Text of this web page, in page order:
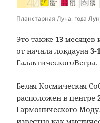
Планетарная Луна, года
Это также13 месяцев
от начала локдауна3-
ГалактическогоВетра.
Белая Космическая
расположен в центре
Гармонического
известно как